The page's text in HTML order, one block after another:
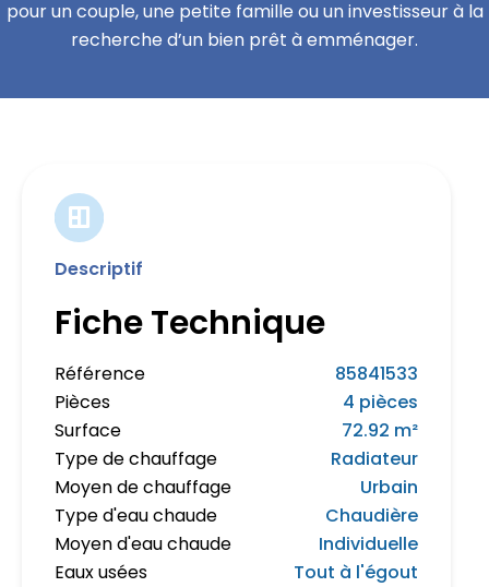
pour un couple, une petite famille ou un investisseur à la
recherche d’un bien prêt à emménager.
Descriptif
Fiche Technique
Référence
85841533
Pièces
4 pièces
Surface
72.92 m²
Type de chauffage
Radiateur
Moyen de chauffage
Urbain
Type d'eau chaude
Chaudière
Moyen d'eau chaude
Individuelle
Eaux usées
Tout à l'égout